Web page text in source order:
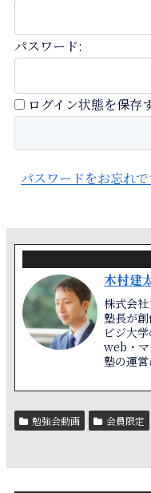
パスワード:
ログイン状態を保存
パスワードをお忘れで
木村建
株式会
塾長が
ビジ大
web・マ
塾の運営
勉強会動画 会員限定